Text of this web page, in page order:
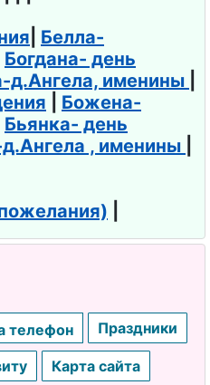
Белла-
Богдана- день
д.Ангела, именины
Божена-
Бьянка- день
, именины
Праздники
Карта сайта